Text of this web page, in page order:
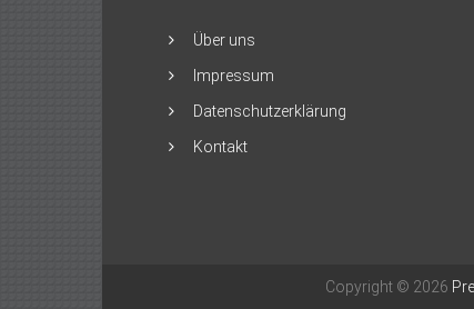
Über uns
Impressum
Datenschutzerklärung
Kontakt
Copyright © 2026